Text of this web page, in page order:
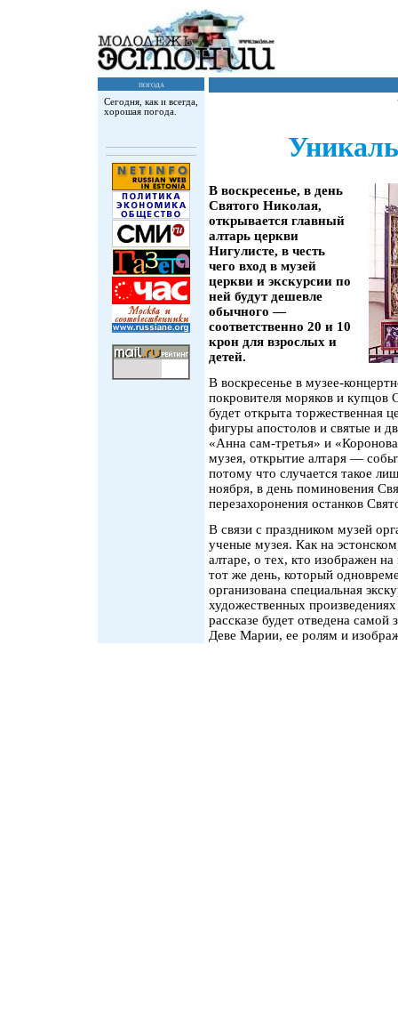
погода
Сегодня, как и всегда,
хорошая погода.
В воскресенье, в день
Святого Николая,
открывается главный
алтарь церкви
Нигулисте, в честь
чего вход в музей
церкви и экскурсии по
ней будут дешевле
обычного —
соответственно 20 и 10
крон для взрослых и
детей.
В воскресенье в музее-
покровителя моряков и купцов
будет открыта торжественная
фигуры апостолов и святые и
«Анна сам-третья» и
музея, открытие алтаря —
потому что случается такое
ноября, в день поминовения
перезахоронения останков
В связи с праздником музей
ученые музея. Как на
алтаре, о тех, кто изображен
тот же день, который
организована специальная
художественных
рассказе будет отведена
Деве Марии, ее ролям и